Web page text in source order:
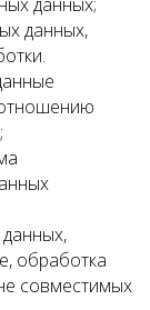
данных,
обработка
совместимых